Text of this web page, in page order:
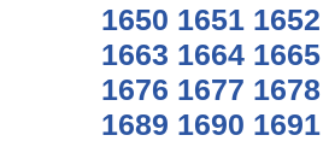
1650 1651 1652
1663 1664 1665
1676 1677 1678
1689 1690 1691